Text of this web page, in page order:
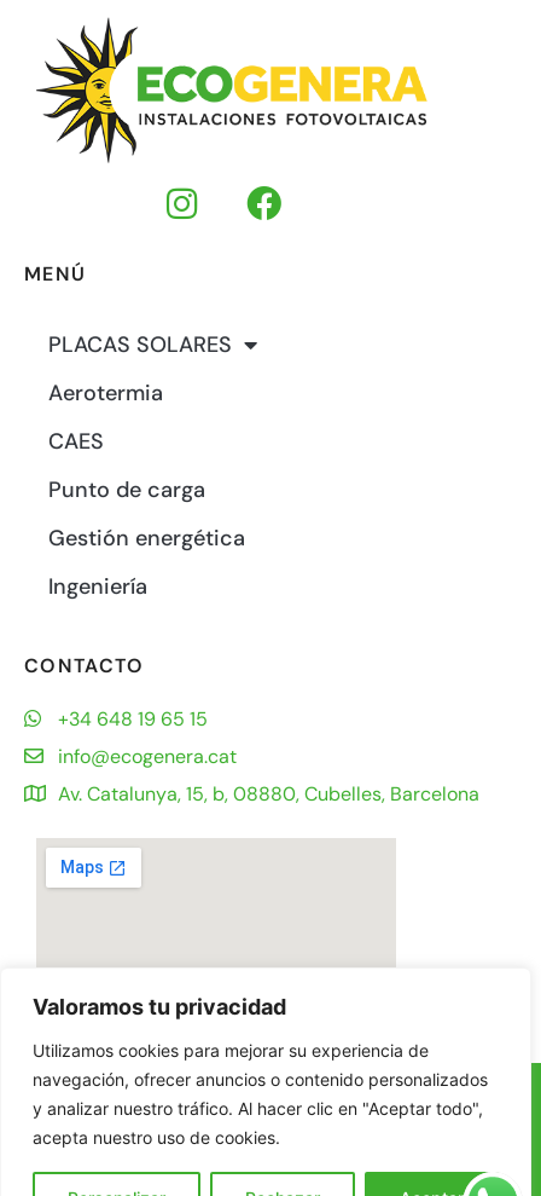
Valoramos tu privacidad
Utilizamos cookies para mejorar su experiencia de
navegación, ofrecer anuncios o contenido personalizados
y analizar nuestro tráfico. Al hacer clic en "Aceptar todo",
acepta nuestro uso de cookies.
MENÚ
PLACAS SOLARES
Aerotermia
CAES
Punto de carga
Gestión energética
Ingeniería
CONTACTO
+34 648 19 65 15
info@ecogenera.cat
Av. Catalunya, 15, b, 08880, Cubelles, Barcelona
© Ecogenera 2025
Aviso Legal
Política de privacidad
Política de cookies